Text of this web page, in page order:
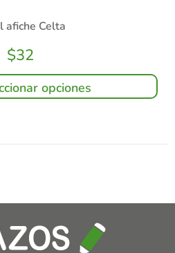
afiche Celta
$32
opciones